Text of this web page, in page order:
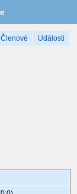
Členové Události